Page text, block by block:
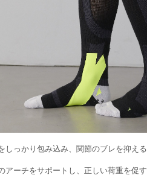
しっかり包み込み、関節のブレを抑える
アーチをサポートし、正しい荷重を促す